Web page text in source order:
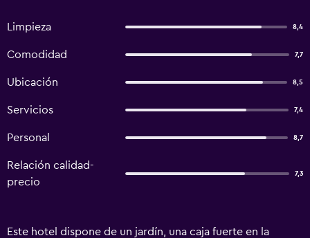
Limpieza 8,4
Comodidad 7,7
Ubicación 8,5
Servicios 7,4
Personal 8,7
Relación calidad-
precio
7,3
Este hotel dispone de un jardín, una caja fuerte en la